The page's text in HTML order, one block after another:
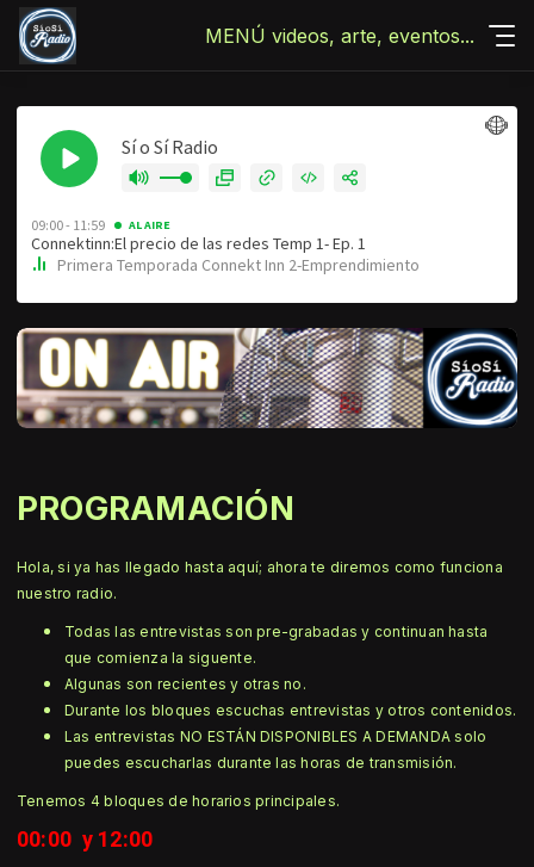
MENÚ videos, arte, eventos...
PROGRAMACIÓN
Hola, si ya has llegado hasta aquí; ahora te diremos como funciona
nuestro radio.
Todas lasentrevistas son pre-grabadas y continuan hasta
que comienza la siguente.
Algunas son recientes y otras no.
Durante los bloques escuchas entrevistas y otros contenidos.
Las entrevistas NO ESTÁN DISPONIBLES A DEMANDA solo
puedes escucharlas durante las horas de transmisión.
Tenemos 4 bloques de horarios principales.
00:00 y 12:00